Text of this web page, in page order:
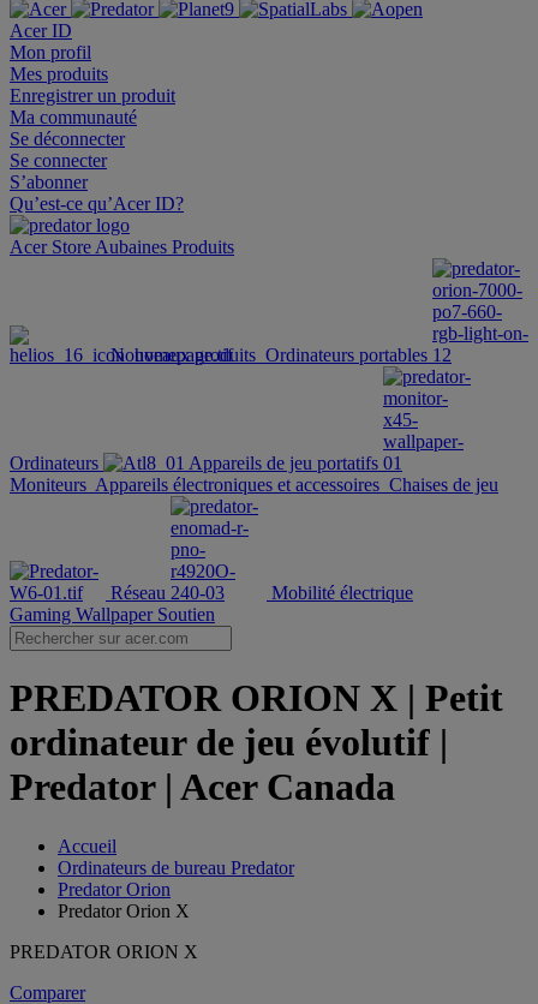
Acer ID
Mon profil
Mes produits
Enregistrer un produit
Ma communauté
Se déconnecter
Se connecter
S’abonner
Qu’est-ce qu’Acer ID?
Acer Store Aubaines Produits
Nouveaux produits Ordinateurs portables
Ordinateurs
Appareils de jeu portatifs
Moniteurs Appareils électroniques et accessoires Chaises de jeu
Réseau
Mobilité électrique
Gaming Wallpaper Soutien
PREDATOR ORION X | Petit
ordinateur de jeu évolutif |
Predator | Acer Canada
Accueil
Ordinateurs de bureau Predator
Predator Orion
Predator Orion X
PREDATOR ORION X
Comparer